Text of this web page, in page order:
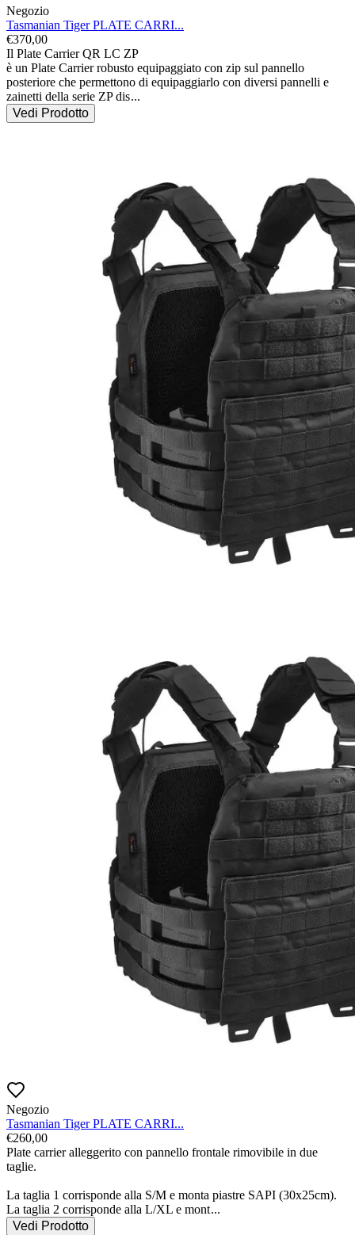
Negozio
Tasmanian Tiger PLATE CARRI...
€370,00
Il Plate Carrier QR LC ZP
è un Plate Carrier robusto equipaggiato con zip sul pannello
posteriore che permettono di equipaggiarlo con diversi pannelli e
zainetti della serie ZP dis...
Vedi Prodotto
Negozio
Tasmanian Tiger PLATE CARRI...
€260,00
Plate carrier alleggerito con pannello frontale rimovibile in due
taglie.
La taglia 1 corrisponde alla S/M e monta piastre SAPI (30x25cm).
La taglia 2 corrisponde alla L/XL e mont...
Vedi Prodotto